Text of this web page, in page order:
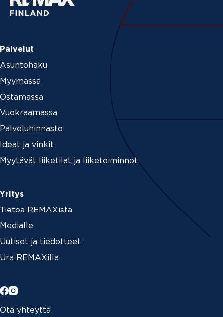
Palvelut
Asuntohaku
Myymässä
Ostamassa
Vuokraamassa
Palveluhinnasto
Ideat ja vinkit
Myytävät liiketilat ja liiketoiminnot
Yritys
Tietoa REMAXista
Medialle
Uutiset ja tiedotteet
Ura REMAXilla
Ota yhteyttä